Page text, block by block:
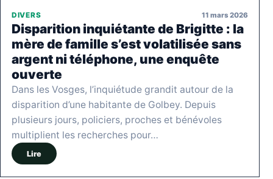
DIVERS 11 mars 2026
Disparition inquiétante de Brigitte : la
mère de famille s’est volatilisée sans
argent ni téléphone, une enquête
ouverte
Dans les Vosges, l’inquiétude grandit autour de la
disparition d’une habitante de Golbey. Depuis
plusieurs jours, policiers, proches et bénévoles
multiplient les recherches pour…
Lire